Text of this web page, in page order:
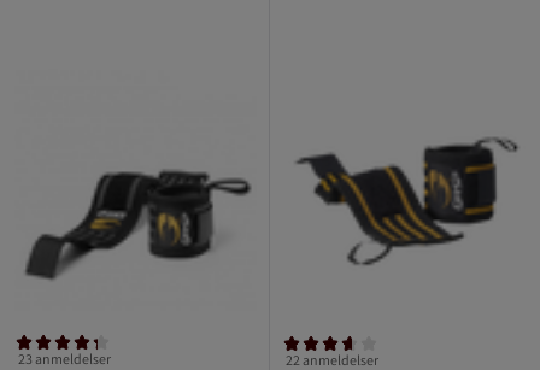
23 anmeldelser 22 anmeldelser